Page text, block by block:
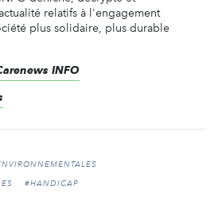
relatifs à l'engagement
plus solidaire, plus durable
INFO
#HANDICAP